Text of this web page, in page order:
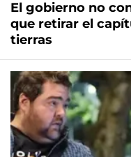
El gobierno no
que retirar el
tierras